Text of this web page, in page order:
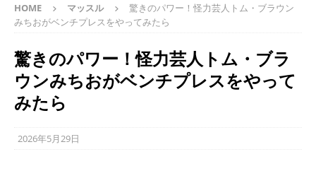
HOME マッスル
驚きのパワー！怪力芸人トム・ブラウン
みちおがベンチプレスをやってみたら
驚きのパワー！怪力芸人トム・ブラ
ウンみちおがベンチプレスをやって
みたら
2026年5月29日